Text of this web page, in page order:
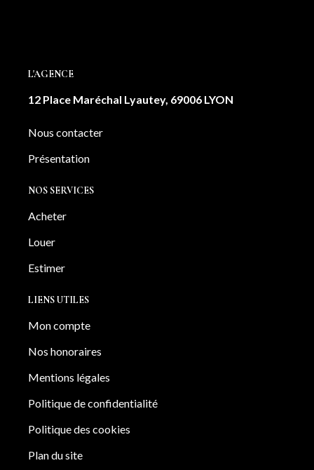
L'AGENCE
12 Place Maréchal Lyautey, 69006 LYON
Nous contacter
Présentation
NOS SERVICES
Acheter
Louer
Estimer
LIENS UTILES
Mon compte
Nos honoraires
Mentions légales
Politique de confidentialité
Politique des cookies
Plan du site